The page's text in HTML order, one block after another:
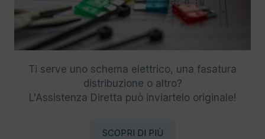
Ti serve uno schema elettrico, una fasatura
distribuzione o altro?
L'Assistenza Diretta può inviartelo originale!
SCOPRI DI PIÙ